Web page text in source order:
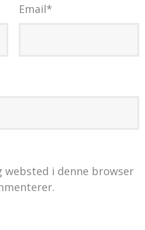
Email*
websted i denne browser